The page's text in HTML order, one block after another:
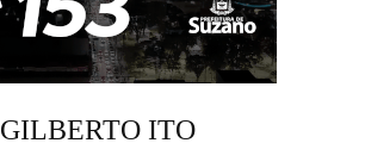
GILBERTO ITO